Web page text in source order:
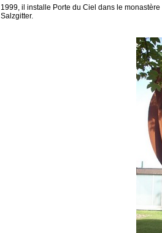
1999, il installe Porte du Ciel dans le
Salzgitter.